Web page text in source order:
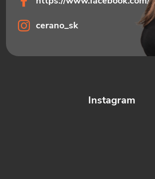
Instagram
cerano_sk